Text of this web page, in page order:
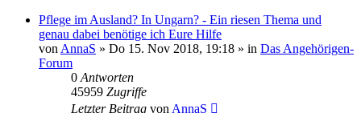
Pflege im Ausland? In Ungarn? - Ein riesen Thema und
genau dabei benötige ich Eure Hilfe
von AnnaS » Do 15. Nov 2018, 19:18 » in Das Angehörigen-
Forum
0 Antworten
45959 Zugriffe
Letzter Beitrag von AnnaS